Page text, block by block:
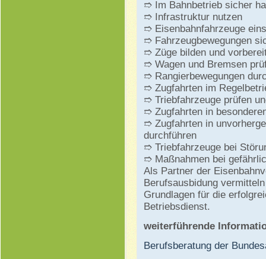
➱ Im Bahnbetrieb sicher
➱ Infrastruktur nutzen
➱ Eisenbahnfahrzeuge
➱ Fahrzeugbewegungen
➱ Züge bilden und
➱ Wagen und Bremsen
➱ Rangierbewegungen
➱ Zugfahrten im
➱ Triebfahrzeuge prüfen
➱ Zugfahrten in
➱ Zugfahrten in
durchführen
➱ Triebfahrzeuge bei
➱ Maßnahmen bei
Als Partner der
Berufsausbidung
Grundlagen für die
Betriebsdienst.
weiterführende
Berufsberatung der